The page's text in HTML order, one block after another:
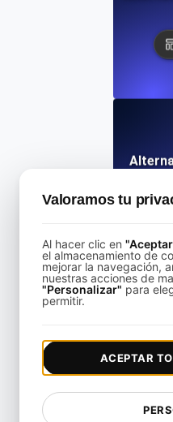
Valoramos tu
Al hacer clic en
el almacenamiento de
mejorar la navegación,
nuestras acciones de
"Personalizar" para
permitir.
ACEPTAR